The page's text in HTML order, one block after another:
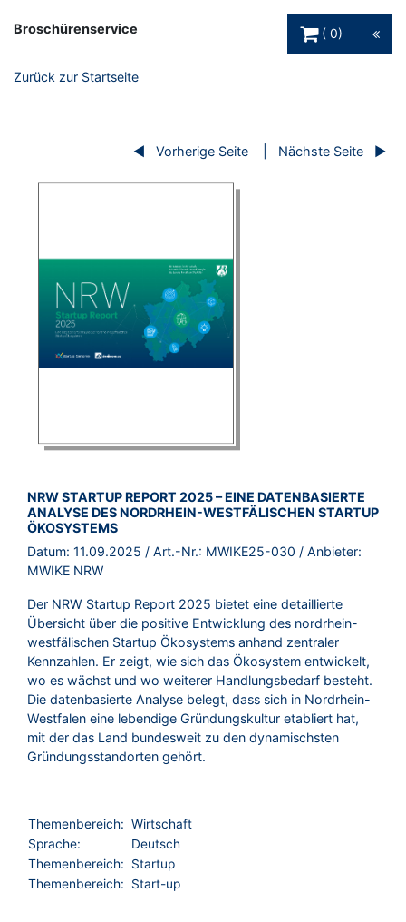
Broschürenservice
0
Zurück zur Startseite
Vorherige Seite Nächste Seite
BROSCHÜRE:
NRW STARTUP REPORT 2025 – EINE DATENBASIERTE
ANALYSE DES NORDRHEIN-WESTFÄLISCHEN STARTUP
ÖKOSYSTEMS
Datum: 11.09.2025 / Art.-Nr.: MWIKE25-030 / Anbieter:
MWIKE NRW
Der NRW Startup Report 2025 bietet eine detaillierte
Übersicht über die positive Entwicklung des nordrhein-
westfälischen Startup Ökosystems anhand zentraler
Kennzahlen. Er zeigt, wie sich das Ökosystem entwickelt,
wo es wächst und wo weiterer Handlungsbedarf besteht.
Die datenbasierte Analyse belegt, dass sich in Nordrhein-
Westfalen eine lebendige Gründungskultur etabliert hat,
mit der das Land bundesweit zu den dynamischsten
Gründungsstandorten gehört.
Themenbereich: Wirtschaft
Sprache:
Deutsch
Themenbereich:
Startup
Themenbereich:
Start-up